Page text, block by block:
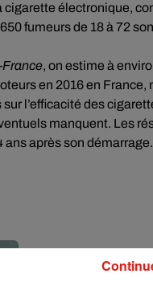
cigarette électronique,
fumeurs de 18 à 72
, on estime à
en 2016 en France,
l’efficacité des
manquent. Les
ans après son démarrage.